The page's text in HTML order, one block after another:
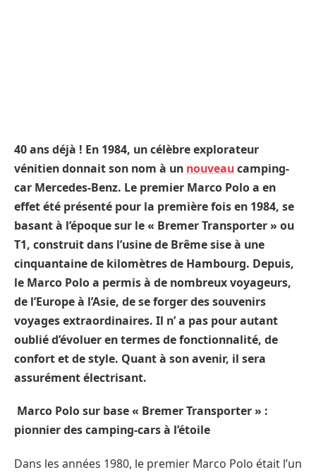
40 ans déjà ! En 1984, un célèbre explorateur
vénitien donnait son nom à un nouveaucamping-
car Mercedes-Benz. Le premier Marco Polo a en
effet été présenté pour la première fois en 1984, se
basant à l’époque sur le « Bremer Transporter » ou
T1, construit dans l’usine de Brême sise à une
cinquantaine de kilomètres de Hambourg. Depuis,
le Marco Polo a permis à de nombreux voyageurs,
de l’Europe à l’Asie, de se forger des souvenirs
voyages extraordinaires. Il n’ a pas pour autant
oublié d’évoluer en termes de fonctionnalité, de
confort et de style. Quant à son avenir, il sera
assurément électrisant.
Marco Polo sur base « Bremer Transporter » :
pionnier des camping-cars à l’étoile
Dans les années 1980, le premier Marco Polo était l’un